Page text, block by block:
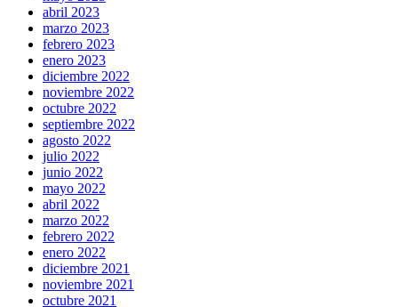
abril 2023
marzo 2023
febrero 2023
enero 2023
diciembre 2022
noviembre 2022
octubre 2022
septiembre 2022
agosto 2022
julio 2022
junio 2022
mayo 2022
abril 2022
marzo 2022
febrero 2022
enero 2022
diciembre 2021
noviembre 2021
octubre 2021